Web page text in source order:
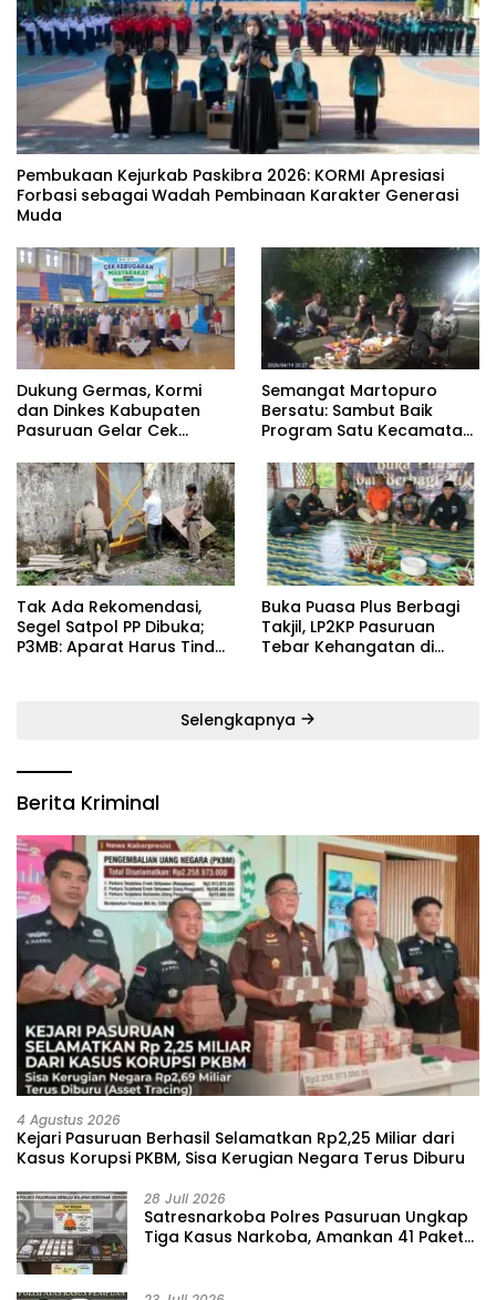
‎Pembukaan Kejurkab Paskibra 2026: KORMI Apresiasi
Forbasi sebagai Wadah Pembinaan Karakter Generasi
Muda
Dukung Germas, Kormi
dan Dinkes Kabupaten
Pasuruan Gelar Cek
Semangat Martopuro
Bersatu: Sambut Baik
Program Satu Kecamatan
Kebangkitan Persekabpas
‎Tak Ada Rekomendasi,
Segel Satpol PP Dibuka;
P3MB: Aparat Harus Tindak
‎Buka Puasa Plus Berbagi
Takjil, LP2KP Pasuruan
Tebar Kehangatan di
Selengkapnya
Berita Kriminal
4 Agustus 2026
Kejari Pasuruan Berhasil Selamatkan Rp2,25 Miliar dari
Kasus Korupsi PKBM, Sisa Kerugian Negara Terus Diburu
28 Juli 2026
‎Satresnarkoba Polres Pasuruan Ungkap
Tiga Kasus Narkoba, Amankan 41 Paket